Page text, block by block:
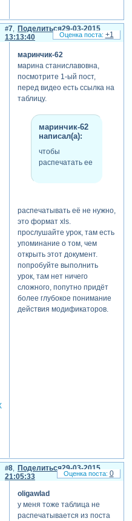
Поделиться
7
29-03-2015
13:13:40
маринчик-62
марина станиславовна,
посмотрите 1-ый пост,
перед видео есть ссылка на
таблицу.
маринчик-62
написал(а):
чтобы
распечатать ее
распечатывать её не нужно,
это формат xls.
прослушайте урок, там есть
упоминание о том, чем
открыть этот документ.
попробуйте выполнить
урок, там нет ничего
сложного, попутно придёт
более глубокое понимание
действия модификаторов.
+1
Поделиться
8
29-03-2015
21:05:33
oligawlad
у меня тоже таблица не
распечатывается из поста
0